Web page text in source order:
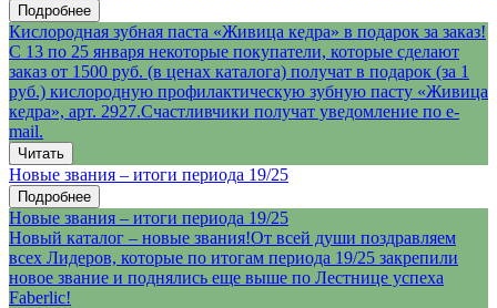
Подробнее
Кислородная зубная паста «Живица кедра» в подарок за заказ!
С 13 по 25 января некоторые покупатели, которые сделают
заказ от 1500 руб. (в ценах каталога) получат в подарок (за 1
руб.) кислородную профилактическую зубную пасту «Живица
кедра», арт. 2927.Счастливчики получат уведомление по e-
mail.
Читать
Новые звания – итоги периода 19/25
Подробнее
Новые звания – итоги периода 19/25
Новый каталог – новые звания!От всей души поздравляем
всех Лидеров, которые по итогам периода 19/25 закрепили
новое звание и поднялись еще выше по Лестнице успеха
Faberlic!